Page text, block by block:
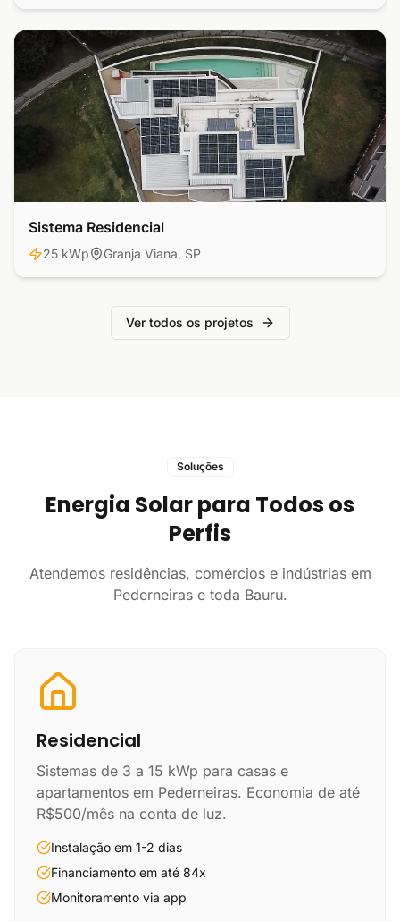
Residencial
Sistema Residencial
25 kWp Granja Viana, SP
Ver todos os projetos
Soluções
Energia Solar para Todos os
Perfis
Atendemos residências, comércios e indústrias em
Pederneiras e toda Bauru.
Residencial
Sistemas de 3 a 15 kWp para casas e
apartamentos em Pederneiras. Economia de até
R$500/mês na conta de luz.
Instalação em 1-2 dias
Financiamento em até 84x
Monitoramento via app